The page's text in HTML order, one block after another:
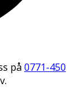
på 0771-450